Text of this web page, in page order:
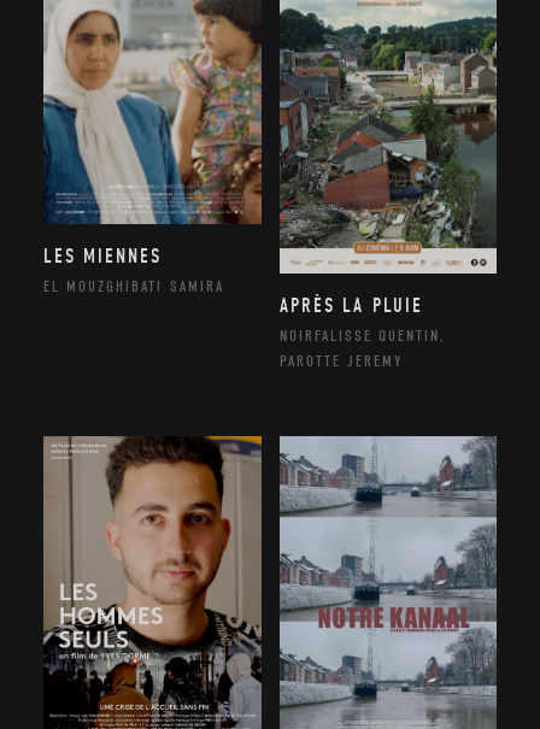
LES MIENNES
EL MOUZGHIBATI SAMIRA
APRÈS LA PLUIE
NOIRFALISSE QUENTIN,
PAROTTE JEREMY